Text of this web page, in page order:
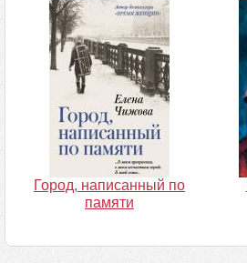
Город, написанный по
памяти